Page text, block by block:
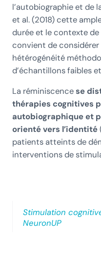
l’autobiographie et de
et al. (2018) cette
durée et le contexte de
convient de
hétérogénéité
d’échantillons faibles
La réminiscencese
thérapies cognitives
autobiographique et
orienté vers l’identité
patients atteints de
interventions de
Stimulation
NeuronUP